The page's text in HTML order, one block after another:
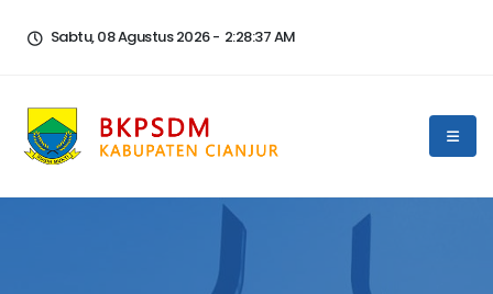
Sabtu, 08 Agustus 2026 - 2:28:37 AM